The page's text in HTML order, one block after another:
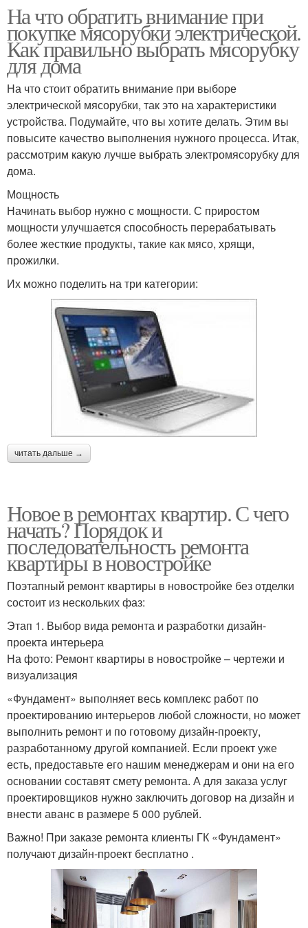
На что обратить внимание при
покупке мясорубки электрической.
Как правильно выбрать мясорубку
для дома
На что стоит обратить внимание при выборе
электрической мясорубки, так это на характеристики
устройства. Подумайте, что вы хотите делать. Этим вы
повысите качество выполнения нужного процесса. Итак,
рассмотрим какую лучше выбрать электромясорубку для
дома.
Мощность
Начинать выбор нужно с мощности. С приростом
мощности улучшается способность перерабатывать
более жесткие продукты, такие как мясо, хрящи,
прожилки.
Их можно поделить на три категории:
читать дальше →
Новое в ремонтах квартир. С чего
начать? Порядок и
последовательность ремонта
квартиры в новостройке
Поэтапный ремонт квартиры в новостройке без отделки
состоит из нескольких фаз:
Этап 1. Выбор вида ремонта и разработки дизайн-
проекта интерьера
На фото: Ремонт квартиры в новостройке – чертежи и
визуализация
«Фундамент» выполняет весь комплекс работ по
проектированию интерьеров любой сложности, но может
выполнить ремонт и по готовому дизайн-проекту,
разработанному другой компанией. Если проект уже
есть, предоставьте его нашим менеджерам и они на его
основании составят смету ремонта. А для заказа услуг
проектировщиков нужно заключить договор на дизайн и
внести аванс в размере 5 000 рублей.
Важно! При заказе ремонта клиенты ГК «Фундамент»
получают дизайн-проект бесплатно .